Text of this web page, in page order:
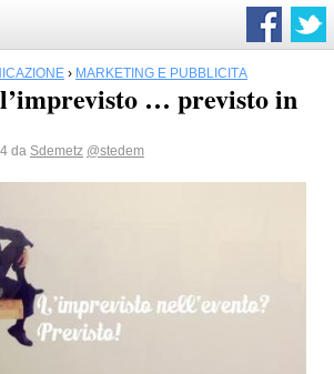
› MARKETING E PUBBLICITÀ
… previsto in
da Sdemetz @stedem